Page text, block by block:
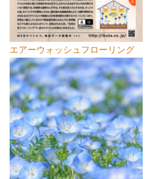
エアーウォッシュフローリング